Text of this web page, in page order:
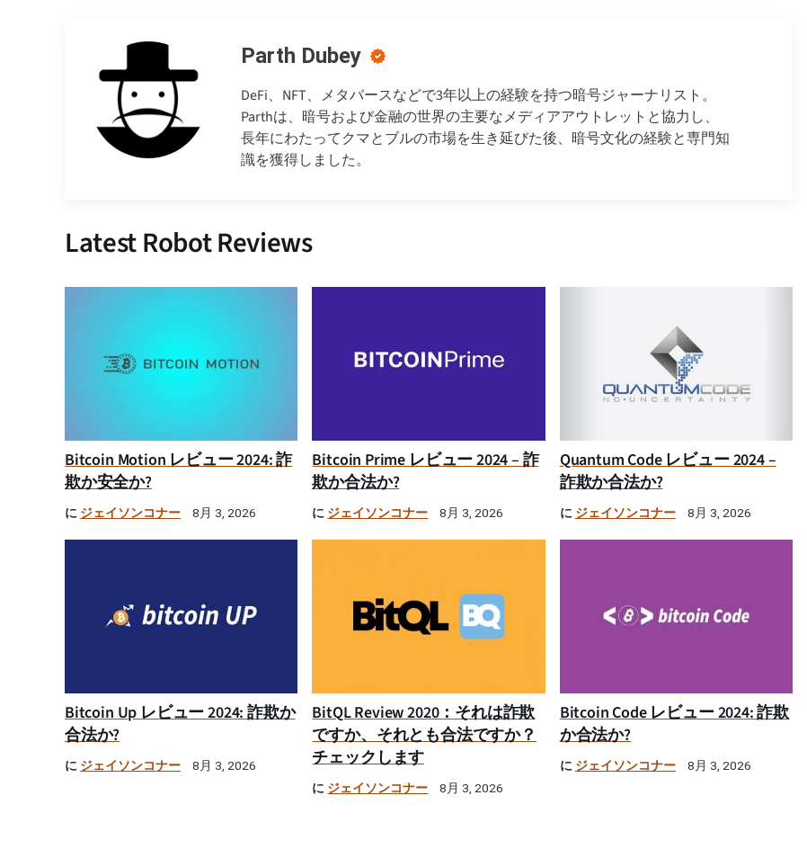
Parth Dubey
DeFi、NFT、メタバースなどで3年以上の経験を持つ暗号ジャーナリスト。
Parthは、暗号および金融の世界の主要なメディアアウトレットと協力し、
長年にわたってクマとブルの市場を生き延びた後、暗号文化の経験と専門知
識を獲得しました。
Latest Robot Reviews
Bitcoin Motion レビュー 2024: 詐
欺か安全か?
に ジェイソンコナー 8月 3, 2026
Bitcoin Prime レビュー 2024 – 詐
欺か合法か?
に ジェイソンコナー 8月 3, 2026
Quantum Code レビュー 2024 –
詐欺か合法か?
に ジェイソンコナー 8月 3, 2026
Bitcoin Up レビュー 2024: 詐欺か
合法か?
に ジェイソンコナー 8月 3, 2026
BitQL Review 2020：それは詐欺
ですか、それとも合法ですか？
チェックします
に ジェイソンコナー 8月 3, 2026
Bitcoin Code レビュー 2024: 詐欺
か合法か?
に ジェイソンコナー 8月 3, 2026